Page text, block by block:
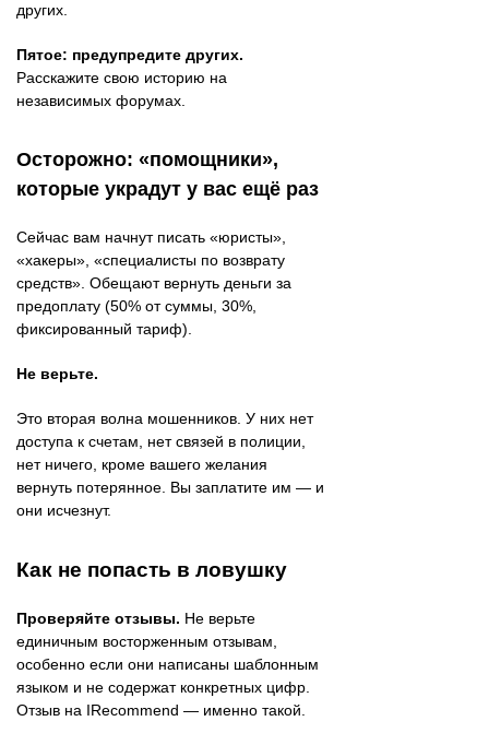
других.
Пятое: предупредите других.
Расскажите свою историю на
независимых форумах.
Осторожно: «помощники»,
которые украдут у вас ещё раз
Сейчас вам начнут писать «юристы»,
«хакеры», «специалисты по возврату
средств». Обещают вернуть деньги за
предоплату (50% от суммы, 30%,
фиксированный тариф).
Не верьте.
Это вторая волна мошенников. У них нет
доступа к счетам, нет связей в полиции,
нет ничего, кроме вашего желания
вернуть потерянное. Вы заплатите им — и
они исчезнут.
Как не попасть в ловушку
Проверяйте отзывы. Не верьте
единичным восторженным отзывам,
особенно если они написаны шаблонным
языком и не содержат конкретных цифр.
Отзыв на IRecommend — именно такой.